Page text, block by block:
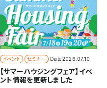
イベント セミナー Date2026.07.10
【サマーハウジングフェア】イベ
ント情報を更新しました